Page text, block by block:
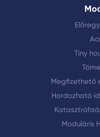
Tiny
Megfizethető
Hordozható
Moduláris